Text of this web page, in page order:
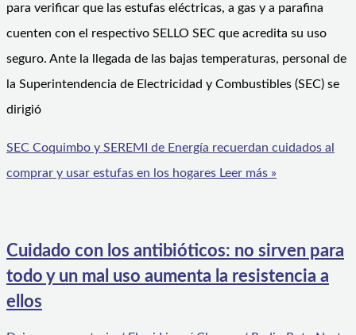
para verificar que las estufas eléctricas, a gas y a parafina
cuenten con el respectivo SELLO SEC que acredita su uso
seguro. Ante la llegada de las bajas temperaturas, personal de
la Superintendencia de Electricidad y Combustibles (SEC) se
dirigió
SEC Coquimbo y SEREMI de Energía recuerdan cuidados al
comprar y usar estufas en los hogares Leer más »
Cuidado con los antibióticos: no sirven para
todo y un mal uso aumenta la resistencia a
ellos